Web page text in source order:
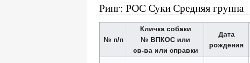
Ринг: РОС Суки Средняя группа
№ п/п
Кличка собаки
№ ВПКОС или
св-ва или справки
Дата
рождения